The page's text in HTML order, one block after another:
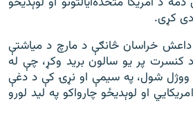
کړی.
خراسان څانګې د مارچ د میاشتې
د کنسرت پر یو سالون برید وکړ، چې له
ووژل شول، په سیمې او نړۍ کې د دغې
او لوېدیځو چارواکو په لید لورو